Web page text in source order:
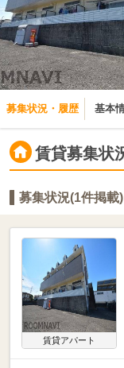
募集状況・履歴 基本
賃貸募集状
募集状況(1件掲載)
賃貸アパート